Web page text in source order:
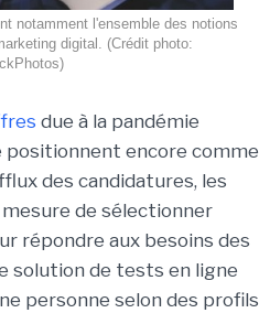
notamment l'ensemble des notions
digital. (Crédit photo:
due à la pandémie
positionnent encore comme
des candidatures, les
de sélectionner
répondre aux besoins des
solution de tests en ligne
personne selon des profils